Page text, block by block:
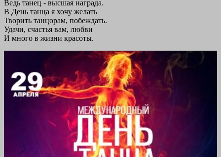
Ведь танец - высшая награда.
В День танца я хочу желать
Творить танцорам, побеждать.
Удачи, счастья вам, любви
И много в жизни красоты.